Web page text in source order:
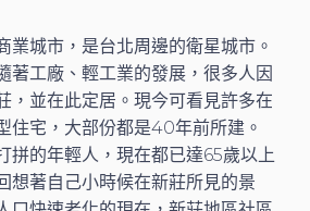
業城市，是台北周邊的衛星城市。
著工廠、輕工業的發展，很多人因
，並在此定居。現今可看見許多在
住宅，大部份都是40年前所建。
拼的年輕人，現在都已達65歲以上
想著自己小時候在新莊所見的景